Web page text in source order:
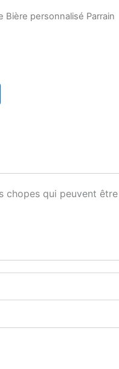
Bière personnalisé Parrain
chopes qui peuvent